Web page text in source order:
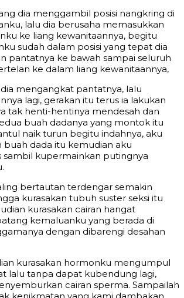
dia menggambil posisi nangkring di
lalu dia berusaha memasukkan
ke liang kewanitaannya, begitu
sudah dalam posisi yang tepat dia
pantatnya ke bawah sampai seluruh
ke dalam liang kewanitaannya,
mengangkat pantatnya, lalu
lagi, gerakan itu terus ia lakukan
tak henti-hentinya mendesah dan
buah dadanya yang montok itu
naik turun begitu indahnya, aku
buah dada itu kemudian aku
sambil kupermainkan putingnya
bertautan terdengar semakin
kurasakan tubuh suster seksi itu
kurasakan cairan hangat
kemaluanku yang berada di
dengan dibarengi desahan
kurasakan hormonku mengumpul
lalu tanpa dapat kubendung lagi,
cairan sperma. Sampailah